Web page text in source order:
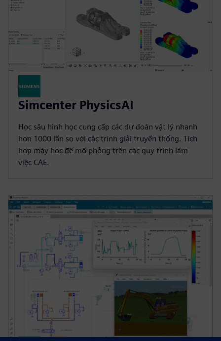
Simcenter PhysicsAI
Học sâu hình học cung cấp các dự đoán vật lý nhanh
hơn 1000 lần so với các trình giải truyền thống. Tích
hợp máy học để mô phỏng trên các quy trình làm
việc CAE.